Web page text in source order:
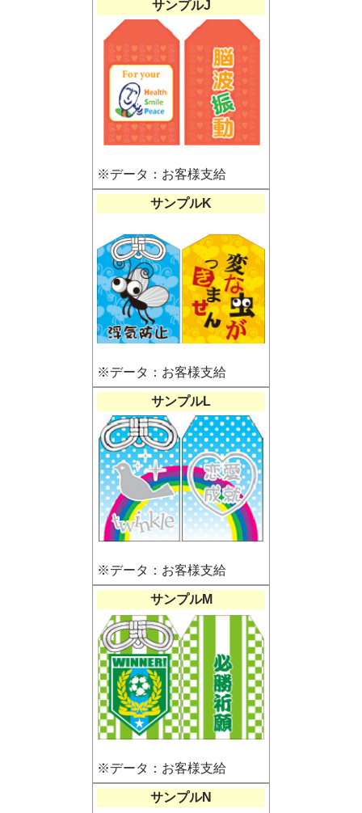
サンプルJ
※データ：お客様支給
サンプルK
※データ：お客様支給
サンプルL
※データ：お客様支給
サンプルM
※データ：お客様支給
サンプルN